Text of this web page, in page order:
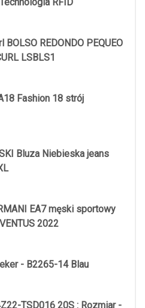
BOLSO REDONDO PEQUEO
LSBLS1
Fashion 18 strój
Bluza Niebieska jeans
EA7 męski sportowy
2022
- B2265-14 Blau
TSD016 20S : Rozmiar -